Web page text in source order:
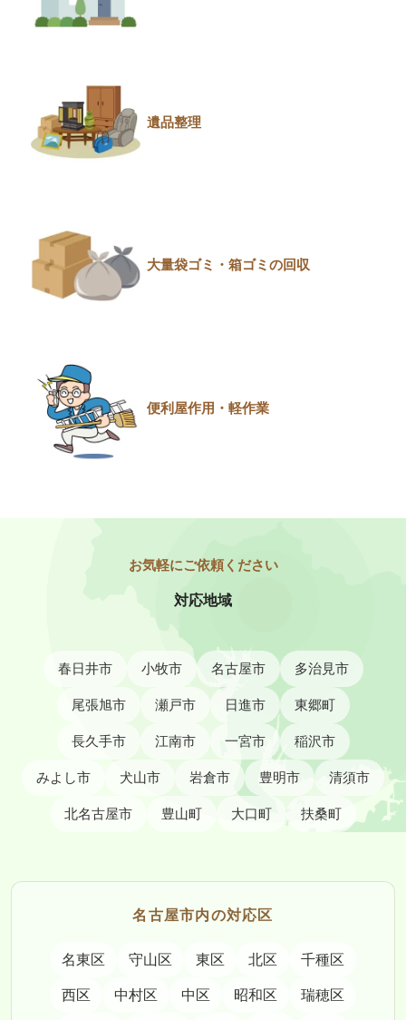
遺品整理
大量袋ゴミ・箱ゴミの回収
便利屋作用・軽作業
対応地域
春日井市 小牧市 名古屋市 多治見市
尾張旭市 瀬戸市 日進市 東郷町
長久手市 江南市 一宮市 稲沢市
みよし市 犬山市 岩倉市 豊明市 清須市
北名古屋市 豊山町 大口町 扶桑町
名古屋市内の対応区
名東区 守山区 東区 北区 千種区
西区 中村区 中区 昭和区 瑞穂区